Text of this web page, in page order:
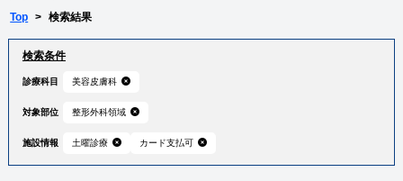
Top > 検索結果
検索条件
診療科目 美容皮膚科
対象部位 整形外科領域
施設情報 土曜診療 カード支払可